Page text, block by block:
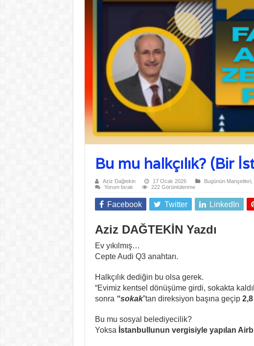
Bu mu halkçılık? (Bir
Aziz Dağtekin 17 Ocak 2026 Bugünün Manşetleri,
Yorum bırak
222 Görüntülenme
Facebook Twitter LinkedIn
Aziz DAĞTEKİN Yazdı
Ev yıkılmış…
Cepte Audi Q3 anahtarı.
Halkçılık dediğin bu olsa gerek.
“Evimiz kentsel dönüşüme girdi, sokakta
sonra “sokak”tan direksiyon başına geçip
Bu mu sosyal belediyecilik?
Yoksa İstanbullunun vergisiyle yapılan